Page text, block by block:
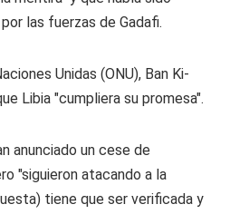
las fuerzas de Gadafi.
Unidas (ONU), Ban Ki-
Libia "cumpliera su promesa".
anunciado un cese de
"siguieron atacando a la
tiene que ser verificada y